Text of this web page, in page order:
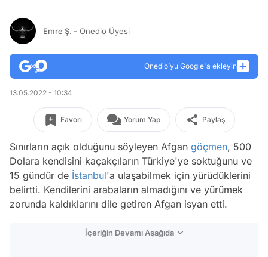
Emre Ş. - Onedio Üyesi
Onedio’yu Google'a ekleyin
13.05.2022 - 10:34
Favori Yorum Yap Paylaş
Sınırların açık olduğunu söyleyen Afgan göçmen, 500
Dolara kendisini kaçakçıların Türkiye'ye soktuğunu ve
15 gündür de İstanbul'a ulaşabilmek için yürüdüklerini
belirtti. Kendilerini arabaların almadığını ve yürümek
zorunda kaldıklarını dile getiren Afgan isyan etti.
İçeriğin Devamı Aşağıda